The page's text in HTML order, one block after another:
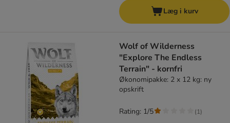
Læg i kurv
Wolf of Wilderness
"Explore The Endless
Terrain" - kornfri
Økonomipakke: 2 x 12 kg: ny
opskrift
Rating: 1/5 (1)